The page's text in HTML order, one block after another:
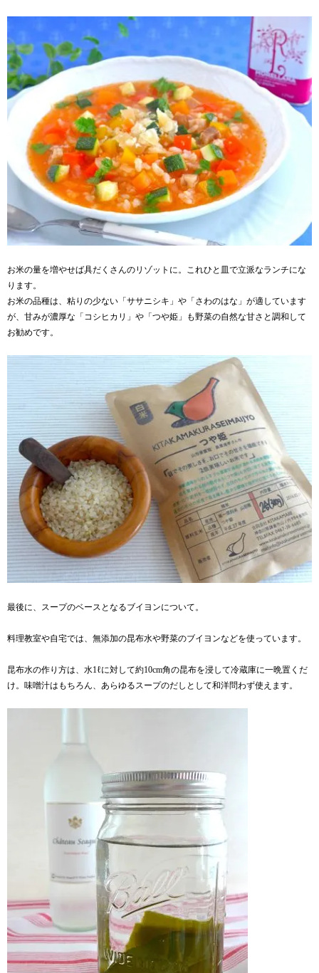
お米の量を増やせば具だくさんのリゾットに。これひと皿で立派なランチにな
ります。
お米の品種は、粘りの少ない「ササニシキ 」や「さわのはな 」が適しています
が、甘みが濃厚な「 コシヒカリ 」や「つや姫 」も野菜の自然な甘さと調和して
お勧めです。
最後に、スープのベースとなるブイヨンについて。
料理教室や自宅では、無添加の昆布水や野菜のブイヨンなどを使っています。
昆布水の作り方は、水1ℓに対して約10cm角の昆布を浸して冷蔵庫に一晩置くだ
け。味噌汁はもちろん、あらゆるスープのだしとして和洋問わず使えます。